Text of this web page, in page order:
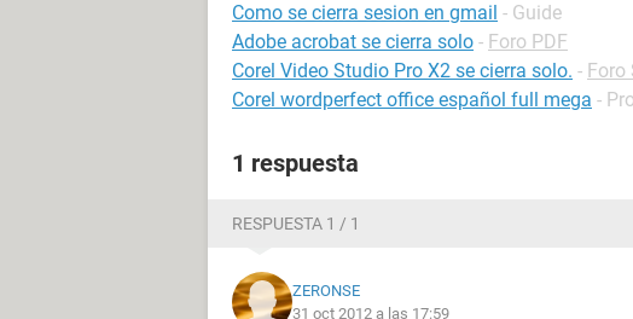
Como se cierra sesion en gmail - Guide
Adobe acrobat se cierra solo - Foro PDF
Corel Video Studio Pro X2 se cierra solo. - Foro
Corel wordperfect office español full mega -
1 respuesta
RESPUESTA 1 / 1
ZERONSE
31 oct 2012 a las 17:59